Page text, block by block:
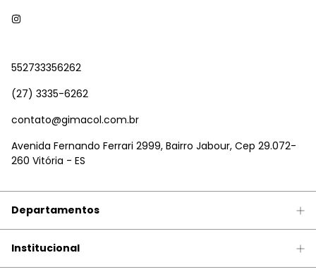
552733356262
(27) 3335-6262
contato@gimacol.com.br
Avenida Fernando Ferrari 2999, Bairro Jabour, Cep 29.072-
260 Vitória - ES
Departamentos
Institucional